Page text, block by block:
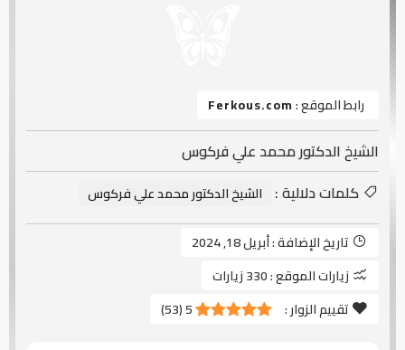
رابط الموقع :Ferkous.com
الشيخ الدكتور محمد علي فركوس
كلمات دلالية :
الشيخ الدكتور محمد علي فركوس
تاريخ الإضافة :أبريل 18, 2024
زيارات الموقع :330 زيارات
تقييم الزوار :
5
(
53
)